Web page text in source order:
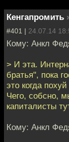
Кенгапромить
#401 | 24.07.14
Кому: Анкл
> И эта.
братья", пока
это когда
Чего, собсно,
капиталисты
Кому: Анкл